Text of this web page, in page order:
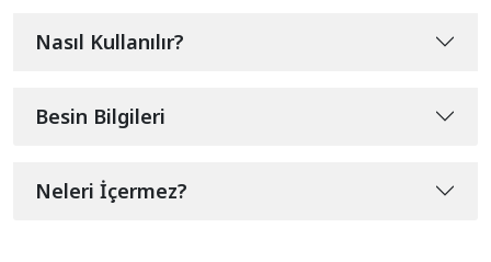
Nasıl Kullanılır?
Besin Bilgileri
Neleri İçermez?